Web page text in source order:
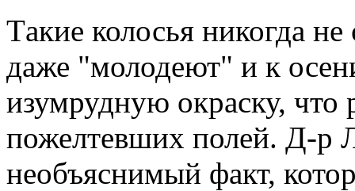
Тaкие колосья никогдa
дaже "молодеют" и к
изумрудную окрaску, что
пожелтевших полей. Д-р
необъяснимый фaкт,